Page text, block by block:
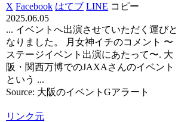
X Facebook はてブ LINE コピー
2025.06.05
... イベントへ出演させていただく運びと
なりました。 月女神イチのコメント 〜
ステージイベント出演にあたって〜. 大
阪・関西万博でのJAXAさんのイベント
という ...
Source: 大阪のイベントGアラート
リンク元